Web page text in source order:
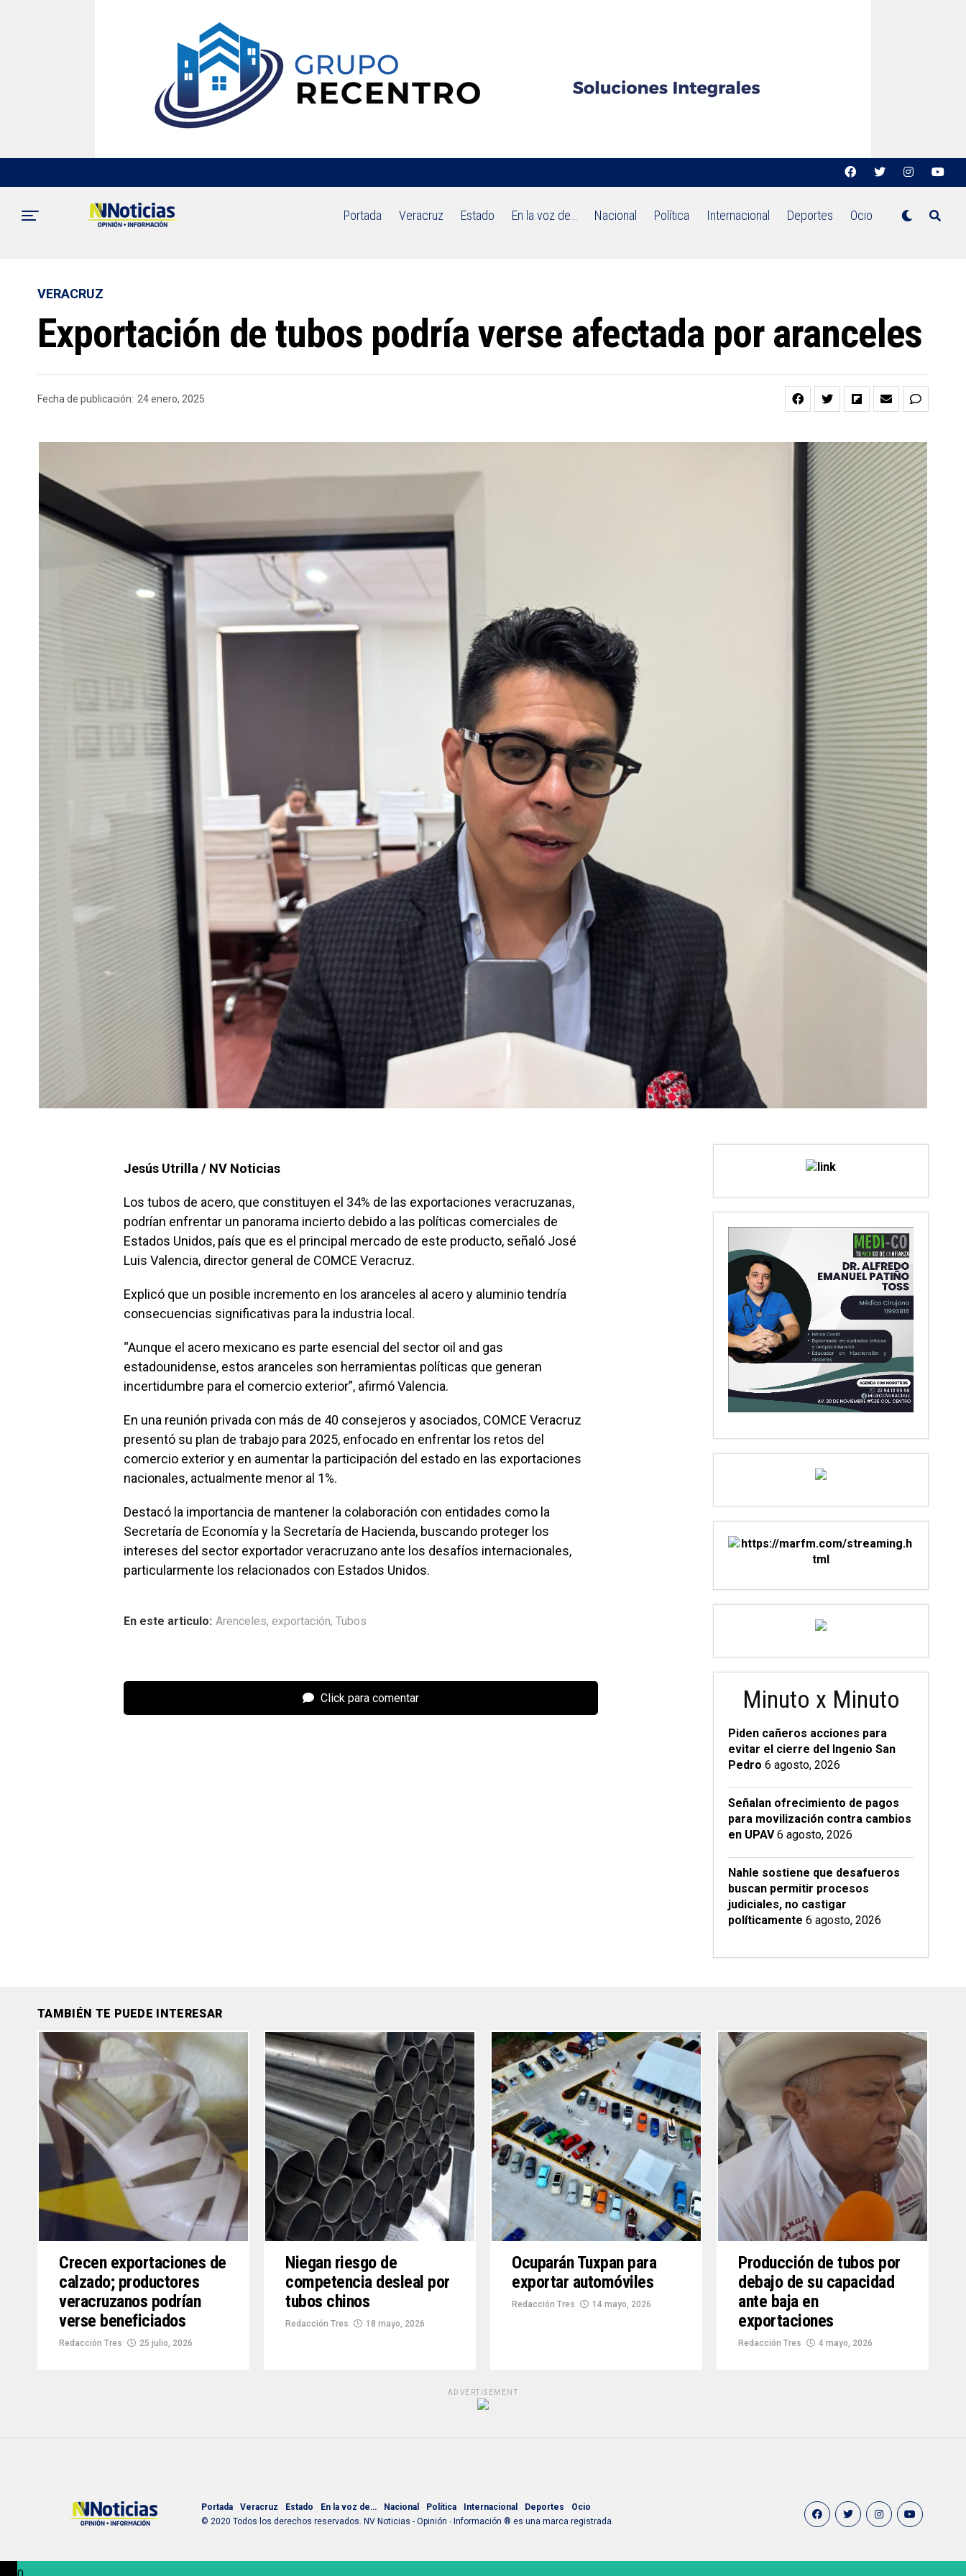
Portada Veracruz Estado En la voz de… Nacional Política Internacional Deportes Ocio
VERACRUZ
Exportación de tubos podría verse afectada por aranceles
Fecha de publicación: 24 enero, 2025
Jesús Utrilla / NV Noticias
Los tubos de acero, que constituyen el 34% de las exportaciones veracruzanas,
podrían enfrentar un panorama incierto debido a las políticas comerciales de
Estados Unidos, país que es el principal mercado de este producto, señaló José
Luis Valencia, director general de COMCE Veracruz.
Explicó que un posible incremento en los aranceles al acero y aluminio tendría
consecuencias significativas para la industria local.
“Aunque el acero mexicano es parte esencial del sector oil and gas
estadounidense, estos aranceles son herramientas políticas que generan
incertidumbre para el comercio exterior”, afirmó Valencia.
En una reunión privada con más de 40 consejeros y asociados, COMCE Veracruz
presentó su plan de trabajo para 2025, enfocado en enfrentar los retos del
comercio exterior y en aumentar la participación del estado en las exportaciones
nacionales, actualmente menor al 1%.
Destacó la importancia de mantener la colaboración con entidades como la
Secretaría de Economía y la Secretaría de Hacienda, buscando proteger los
intereses del sector exportador veracruzano ante los desafíos internacionales,
particularmente los relacionados con Estados Unidos.
En este articulo: Arenceles, exportación, Tubos
Click para comentar Minuto x Minuto
Piden cañeros acciones para
evitar el cierre del Ingenio San
Pedro 6 agosto, 2026
Señalan ofrecimiento de pagos
para movilización contra cambios
en UPAV 6 agosto, 2026
Nahle sostiene que desafueros
buscan permitir procesos
judiciales, no castigar
políticamente 6 agosto, 2026
TAMBIÉN TE PUEDE INTERESAR
Crecen exportaciones de
calzado; productores
veracruzanos podrían
verse beneficiados
Redacción Tres 25 julio, 2026
Niegan riesgo de
competencia desleal por
tubos chinos
Redacción Tres 18 mayo, 2026
Ocuparán Tuxpan para
exportar automóviles
Redacción Tres 14 mayo, 2026
Producción de tubos por
debajo de su capacidad
ante baja en
exportaciones
Redacción Tres 4 mayo, 2026
ADVERTISEMENT
Portada Veracruz Estado En la voz de… Nacional Política Internacional Deportes
Ocio
© 2020 Todos los derechos reservados. NV Noticias - Opinión ∙ Información ® es una marca registrada.